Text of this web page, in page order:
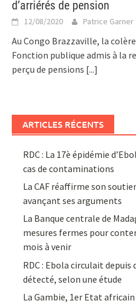
d’arriérés de pension
12/08/2020 Patrice Garner
Au Congo Brazzaville, la
Fonction publique admis à la
perçu de pensions [...]
ARTICLES RÉCENTS
RDC : La 17è épidémie
cas de contaminations
La CAF réaffirme son
avançant ses arguments
La Banque centrale de
mesures fermes pour
mois à venir
RDC : Ebola circulait depuis
détecté, selon une étude
La Gambie, 1er Etat